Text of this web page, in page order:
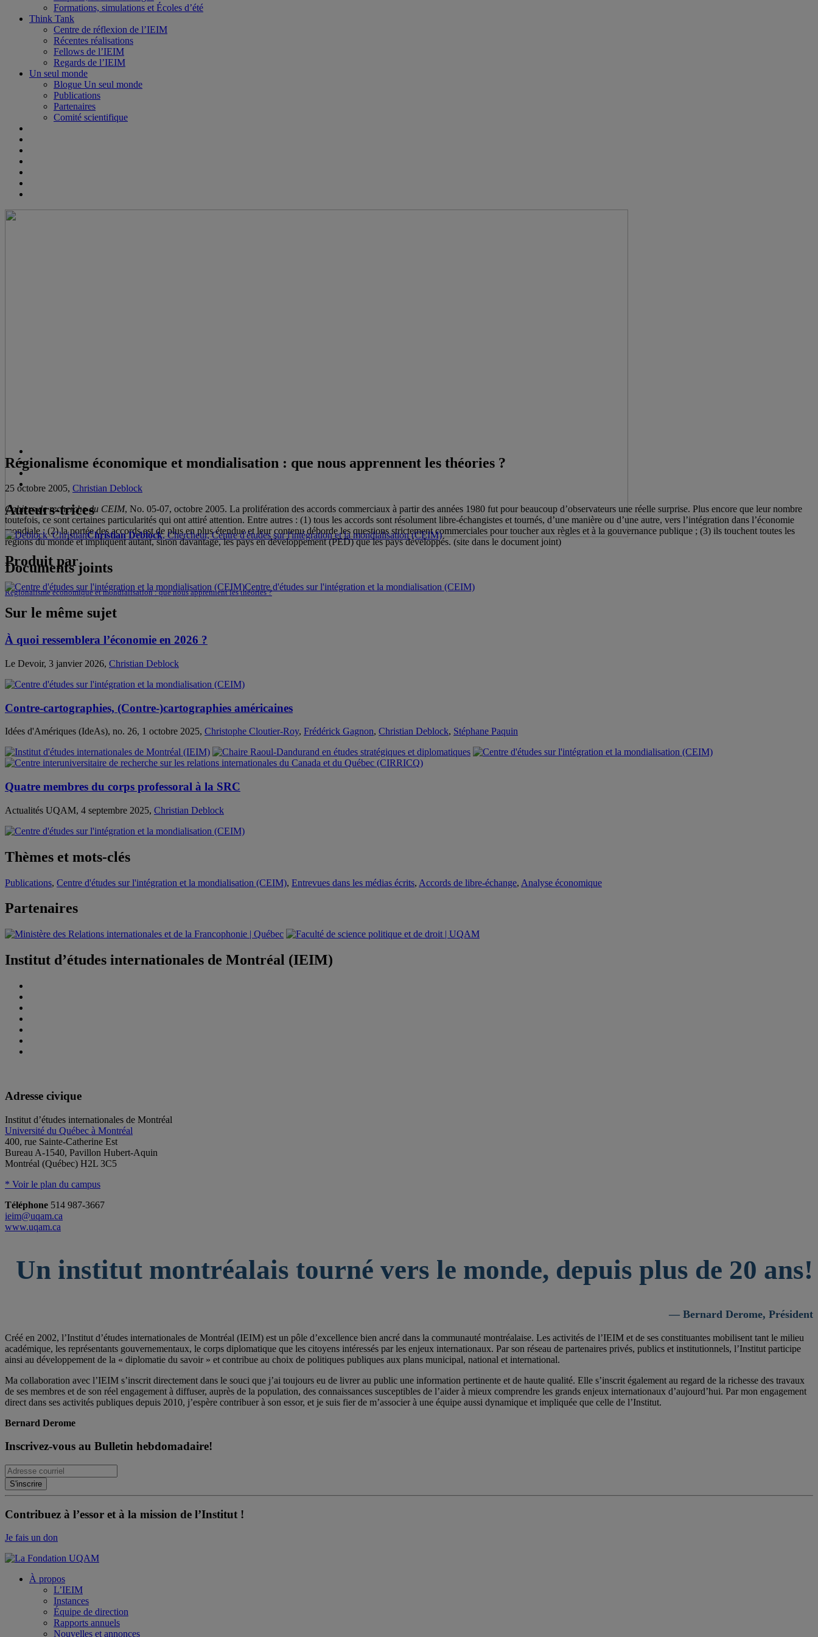
Formations, simulations et Écoles d’été
Think Tank
Centre de réflexion de l’IEIM
Récentes réalisations
Fellows de l’IEIM
Regards de l’IEIM
Un seul monde
Blogue Un seul monde
Publications
Partenaires
Comité scientifique
Régionalisme économique et mondialisation : que nous apprennent les théories ?
25 octobre 2005, Christian Deblock
Cahiers de recherche du CEIM, No. 05-07, octobre 2005. La prolifération des accords commerciaux à partir des années 1980 fut pour beaucoup d’observateurs une réelle surprise. Plus encore que leur nombre
toutefois, ce sont certaines particularités qui ont attiré attention. Entre autres : (1) tous les accords sont résolument libre-échangistes et tournés, d’une manière ou d’une autre, vers l’intégration dans l’économie
mondiale ; (2) la portée des accords est de plus en plus étendue et leur contenu déborde les questions strictement commerciales pour toucher aux règles et à la gouvernance publique ; (3) ils touchent toutes les
régions du monde et impliquent autant, sinon davantage, les pays en développement (PED) que les pays développés. (site dans le document joint)
Documents joints
Régionalisme économique et mondialisation : que nous apprennent les théories ?
Auteurs-trices
Christian Deblock, Chercheur, Centre d'études sur l'intégration et la mondialisation (CEIM)
Produit par
Centre d'études sur l'intégration et la mondialisation (CEIM)
Sur le même sujet
À quoi ressemblera l’économie en 2026 ?
Le Devoir, 3 janvier 2026, Christian Deblock
Contre-cartographies, (Contre-)cartographies américaines
Idées d'Amériques (IdeAs), no. 26, 1 octobre 2025, Christophe Cloutier-Roy, Frédérick Gagnon, Christian Deblock, Stéphane Paquin
Quatre membres du corps professoral à la SRC
Actualités UQAM, 4 septembre 2025, Christian Deblock
Thèmes et mots-clés
Publications, Centre d'études sur l'intégration et la mondialisation (CEIM), Entrevues dans les médias écrits, Accords de libre-échange, Analyse économique
Partenaires
Institut d’études internationales de Montréal (IEIM)
Adresse civique
Institut d’études internationales de Montréal
Université du Québec à Montréal
400, rue Sainte-Catherine Est
Bureau A-1540, Pavillon Hubert-Aquin
Montréal (Québec) H2L 3C5
* Voir le plan du campus
Téléphone 514 987-3667
ieim@uqam.ca
www.uqam.ca
Un institut montréalais tourné vers le monde, depuis plus de 20 ans!
— Bernard Derome, Président
Créé en 2002, l’Institut d’études internationales de Montréal (IEIM) est un pôle d’excellence bien ancré dans la communauté montréalaise. Les activités de l’IEIM et de ses constituantes mobilisent tant le milieu
académique, les représentants gouvernementaux, le corps diplomatique que les citoyens intéressés par les enjeux internationaux. Par son réseau de partenaires privés, publics et institutionnels, l’Institut participe
ainsi au développement de la « diplomatie du savoir » et contribue au choix de politiques publiques aux plans municipal, national et international.
Ma collaboration avec l’IEIM s’inscrit directement dans le souci que j’ai toujours eu de livrer au public une information pertinente et de haute qualité. Elle s’inscrit également au regard de la richesse des travaux
de ses membres et de son réel engagement à diffuser, auprès de la population, des connaissances susceptibles de l’aider à mieux comprendre les grands enjeux internationaux d’aujourd’hui. Par mon engagement
direct dans ses activités publiques depuis 2010, j’espère contribuer à son essor, et je suis fier de m’associer à une équipe aussi dynamique et impliquée que celle de l’Institut.
Bernard Derome
Inscrivez-vous au Bulletin hebdomadaire!
Contribuez à l’essor et à la mission de l’Institut !
Je fais un don
À propos
L’IEIM
Instances
Équipe de direction
Rapports annuels
Nouvelles et annonces